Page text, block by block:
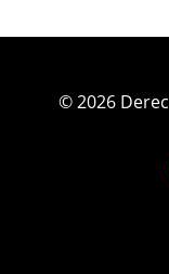
© 2026